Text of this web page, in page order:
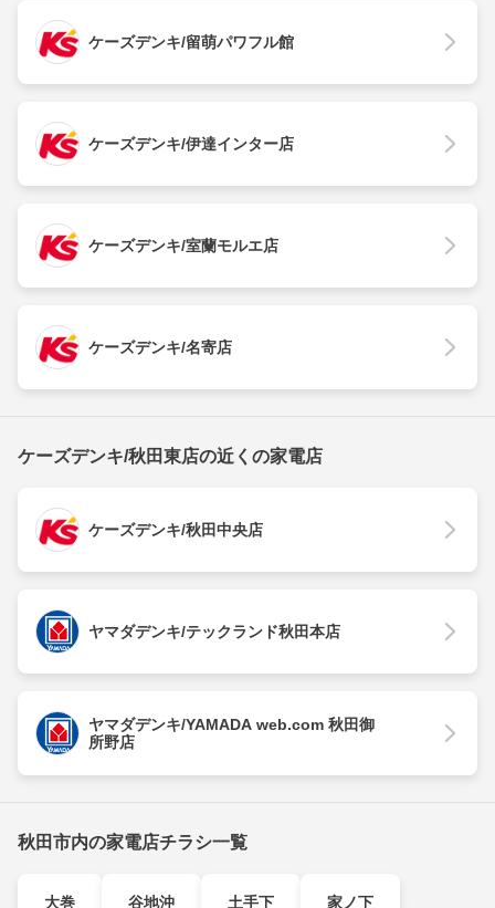
ケーズデンキ/留萌パワフル館
ケーズデンキ/伊達インター店
ケーズデンキ/室蘭モルエ店
ケーズデンキ/名寄店
ケーズデンキ/秋田東店の近くの家電店
ケーズデンキ/秋田中央店
ヤマダデンキ/テックランド秋田本店
ヤマダデンキ/YAMADA web.com 秋田御
所野店
秋田市内の家電店チラシ一覧
大巻 谷地沖 土手下 家ノ下